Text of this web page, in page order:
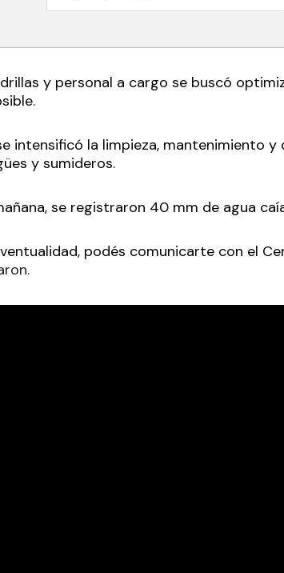
y personal a cargo se buscó
.
intensificó la limpieza, mantenimiento
y sumideros.
se registraron 40 mm de agua
podés comunicarte con el